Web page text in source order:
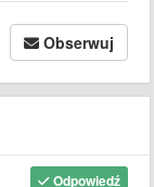
Obserwuj
Odpowiedź